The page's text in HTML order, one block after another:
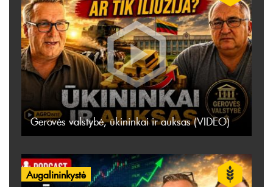
Gerovės valstybė, ūkininkai ir auksas (VIDEO)
Augalininkystė